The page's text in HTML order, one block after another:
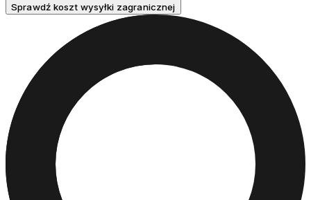
Sprawdź koszt wysyłki zagranicznej